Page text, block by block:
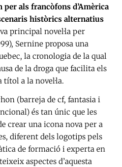
als francòfons d’Amèrica
històrics alternatius
principal novel·la per
Sernine proposa una
la cronologia de la qual
de la droga que facilita els
a la novel·la.
(barreja de cf, fantasia i
és tan únic que les
crear una icona nova per a
diferent dels logotips pels
de formació i experta en
aspectes d’aquesta